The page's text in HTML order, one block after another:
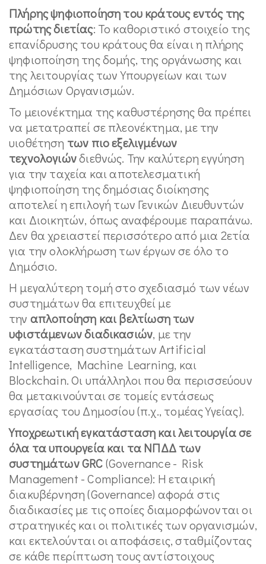
Πλήρης ψηφιοποίηση του κράτους εντός της
πρώτης διετίας: Το καθοριστικό στοιχείο της
επανίδρυσης του κράτους θα είναι η πλήρης
ψηφιοποίηση της δομής, της οργάνωσης και
της λειτουργίας των Υπουργείων και των
Δημόσιων Οργανισμών.
Το μειονέκτημα της καθυστέρησης θα πρέπει
να μετατραπεί σε πλεονέκτημα, με την
υιοθέτηση των πιο εξελιγμένων
τεχνολογιώνδιεθνώς. Την καλύτερη εγγύηση
για την ταχεία και αποτελεσματική
ψηφιοποίηση της δημόσιας διοίκησης
αποτελεί η επιλογή των Γενικών Διευθυντών
και Διοικητών, όπως αναφέρουμε παραπάνω.
Δεν θα χρειαστεί περισσότερο από μια 2ετία
για την ολοκλήρωση των έργων σε όλο το
Δημόσιο.
Η μεγαλύτερη τομή στο σχεδιασμό των νέων
συστημάτων θα επιτευχθεί με
την απλοποίηση και βελτίωση των
υφιστάμενων διαδικασιών, με την
εγκατάσταση συστημάτων Artificial
Intelligence, Machine Learning, και
Blockchain. Οι υπάλληλοι που θα περισσεύουν
θα μετακινούνται σε τομείς εντάσεως
εργασίας του Δημοσίου (π.χ., τομέας Υγείας).
Υποχρεωτική εγκατάσταση και λειτουργία σε
όλα τα υπουργεία και τα ΝΠΔΔ των
συστημάτων GRC(Governance - Risk
Management - Compliance): Η εταιρική
διακυβέρνηση (Governance) αφορά στις
διαδικασίες με τις οποίες διαμορφώνονται οι
στρατηγικές και οι πολιτικές των οργανισμών,
και εκτελούνται οι αποφάσεις, σταθμίζοντας
σε κάθε περίπτωση τους αντίστοιχους